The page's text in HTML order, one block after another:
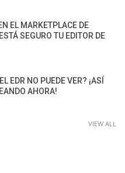
EL MARKETPLACE DE
SEGURO TU EDITOR DE
EDR NO PUEDE VER? ¡ASÍ
AHORA!
VIEW ALL